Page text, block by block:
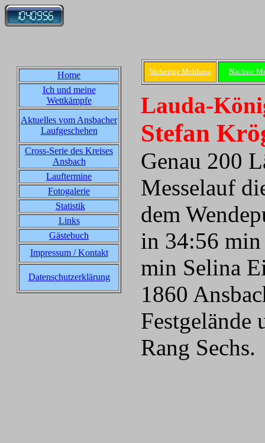
Home
Ich und meine
Wettkämpfe
Aktuelles vom Ansbacher
Laufgeschehen
Cross-Serie des Kreises
Ansbach
Lauftermine
Fotogalerie
Statistik
Links
Gästebuch
Impressum / Kontakt
Datenschutzerklärung
Vorherige Meldung Nächste
Lauda-
Stefan
Genau 200
Messelauf
dem
in 34:56
min Selina
1860
Festgelände
Rang Sechs.